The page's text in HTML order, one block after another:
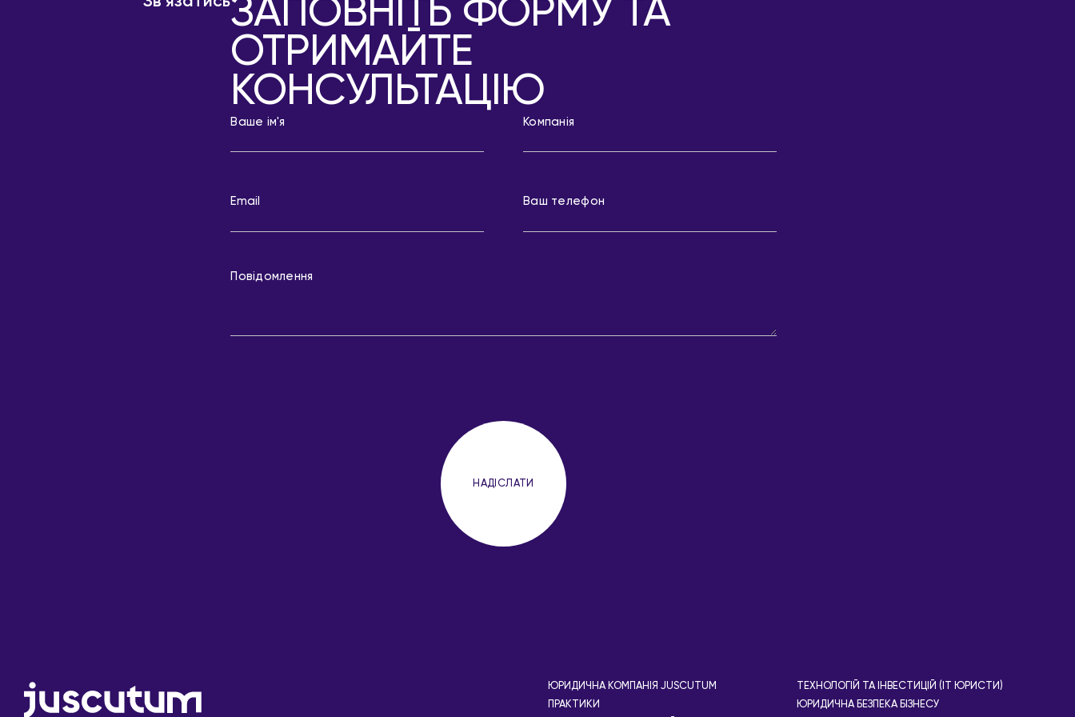
ЗАПОВНІТЬ ФОРМУ ТА
ОТРИМАЙТЕ
КОНСУЛЬТАЦІЮ
ЮРИДИЧНА КОМПАНІЯ JUSCUTUM
ТЕХНОЛОГІЙ ТА ІНВЕСТИЦІЙ (IT ЮРИСТИ)
ПРАКТИКИ
ЮРИДИЧНА БЕЗПЕКА БІЗНЕСУ